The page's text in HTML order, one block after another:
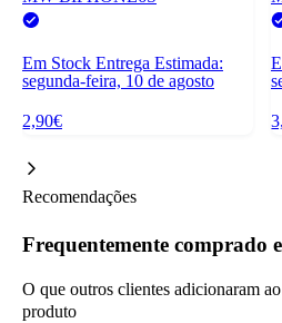
Em Stock Entrega Estimada:
segunda-feira, 10 de agosto
2,90€
Recomendações
Frequentemente comprado
O que outros clientes adicionaram
produto